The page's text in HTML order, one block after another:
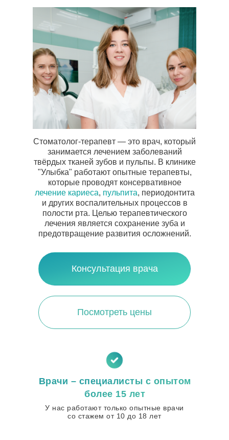
Стоматолог-терапевт — это врач, который
занимается лечением заболеваний
твёрдых тканей зубов и пульпы. В клинике
"Улыбка" работают опытные терапевты,
которые проводят консервативное
лечение кариеса, пульпита, периодонтита
и других воспалительных процессов в
полости рта. Целью терапевтического
лечения является сохранение зуба и
предотвращение развития осложнений.
Консультация врача
Посмотреть цены
У нас работают только опытные врачи
со стажем от 10 до 18 лет
Врачи – специалисты с опытом
более 15 лет